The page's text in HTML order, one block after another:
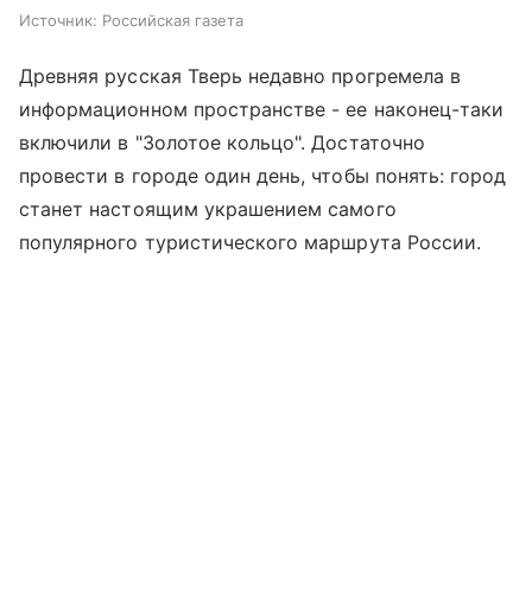
Источник: Российская газета
Древняя русская Тверь недавно прогремела в
информационном пространстве - ее наконец-таки
включили в "Золотое кольцо". Достаточно
провести в городе один день, чтобы понять: город
станет настоящим украшением самого
популярного туристического маршрута России.